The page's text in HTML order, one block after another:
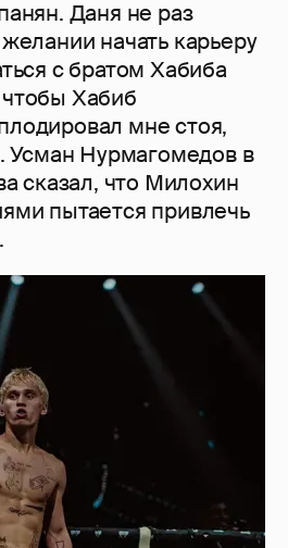
Даня не раз
начать карьеру
с братом Хабиба
Хабиб
мне стоя,
Усман Нурмагомедов в
сказал, что Милохин
пытается привлечь